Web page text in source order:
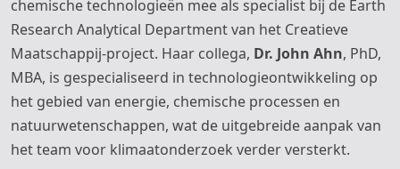
chemische technologieën mee als specialist bij de Earth
Research Analytical Department van het Creatieve
Maatschappij-project. Haar collega, Dr. John Ahn, PhD,
MBA, is gespecialiseerd in technologieontwikkeling op
het gebied van energie, chemische processen en
natuurwetenschappen, wat de uitgebreide aanpak van
het team voor klimaatonderzoek verder versterkt.